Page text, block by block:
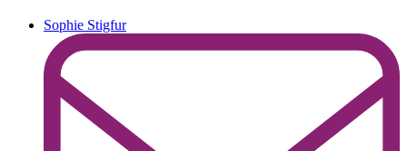
Sophie Stigfur